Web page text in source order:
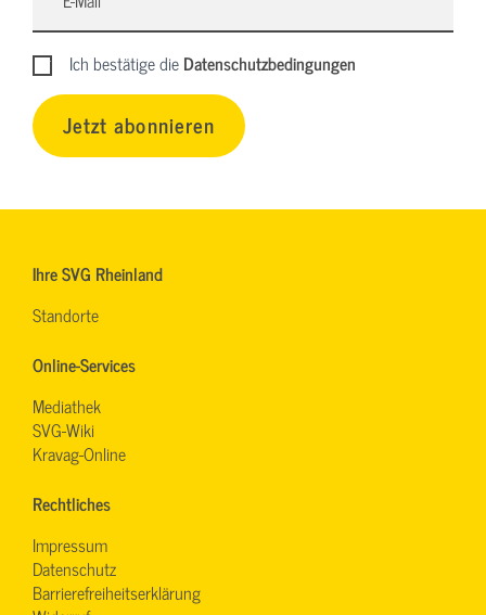
Ich bestätige dieDatenschutzbedingungen
Jetzt abonnieren
Ihre SVG Rheinland
Standorte
Online-Services
Mediathek
SVG-Wiki
Kravag-Online
Rechtliches
Impressum
Datenschutz
Barrierefreiheitserklärung